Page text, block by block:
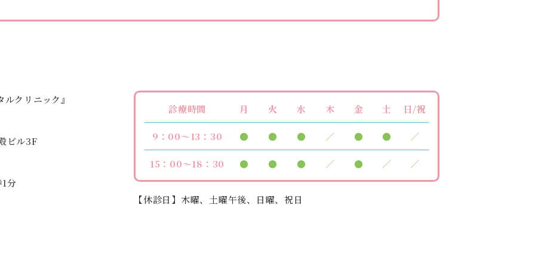
ビル3F
分
診療時間 月 火 水 木 金 土 日/祝
9：00～13：30 ● ● ● ／ ● ● ／
15：00～18：30 ● ● ● ／ ● ／ ／
【休診日】木曜、土曜午後、日曜、祝日